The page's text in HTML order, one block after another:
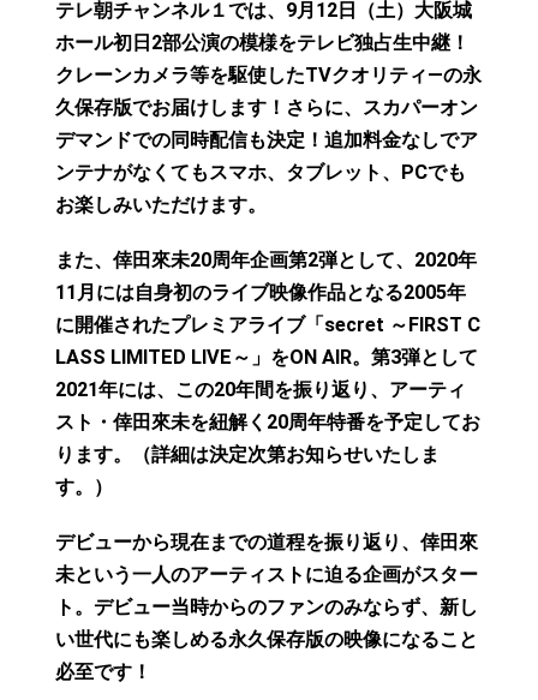
テレ朝チャンネル１では、9月12日（土）大阪城
ホール初日2部公演の模様をテレビ独占生中継！
クレーンカメラ等を駆使したTVクオリティ―の永
久保存版でお届けします！さらに、スカパーオン
デマンドでの同時配信も決定！追加料金なしでア
ンテナがなくてもスマホ、タブレット、PCでも
お楽しみいただけます。
また、倖田來未20周年企画第2弾として、2020年
11月には自身初のライブ映像作品となる2005年
に開催されたプレミアライブ「secret ～FIRST C
LASS LIMITED LIVE～」をON AIR。第3弾として
2021年には、この20年間を振り返り、アーティ
スト・倖田來未を紐解く20周年特番を予定してお
ります。（詳細は決定次第お知らせいたしま
す。）
デビューから現在までの道程を振り返り、倖田來
未という一人のアーティストに迫る企画がスター
ト。デビュー当時からのファンのみならず、新し
い世代にも楽しめる永久保存版の映像になること
必至です！